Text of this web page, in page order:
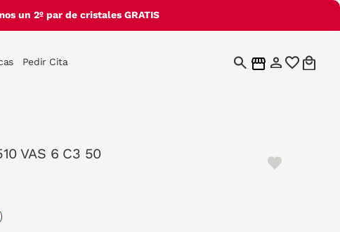
un 2º par de cristales GRATIS
Pedir Cita
VAS 6 C3 50